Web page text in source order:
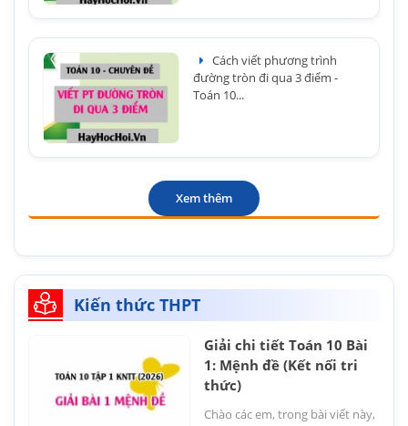
Cách viết phương trình
đường tròn đi qua 3 điểm -
Toán 10...
Xem thêm
Kiến thức THPT
Giải chi tiết Toán 10 Bài
1: Mệnh đề (Kết nối tri
thức)
Chào các em, trong bài viết này,